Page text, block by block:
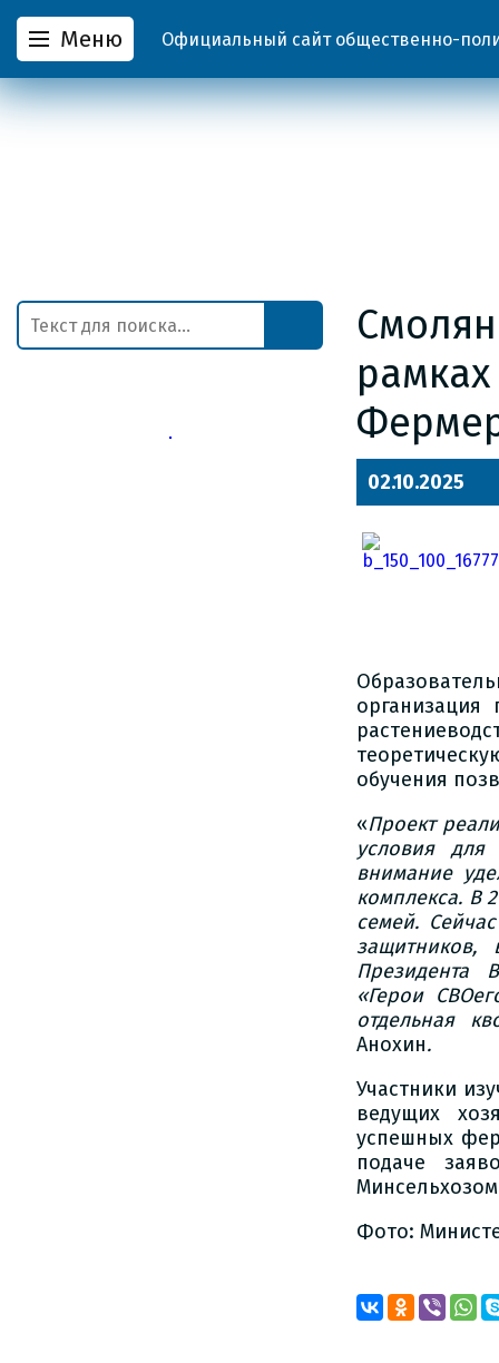
Меню Официальный сайт общественно-
02.10.2025
организация
обучения
«Проект
условия
внимание
комплекса. В
семей.
Президента
«Герои
отдельная
Анохин.
Участники
ведущих
успешных
подаче
Фото: